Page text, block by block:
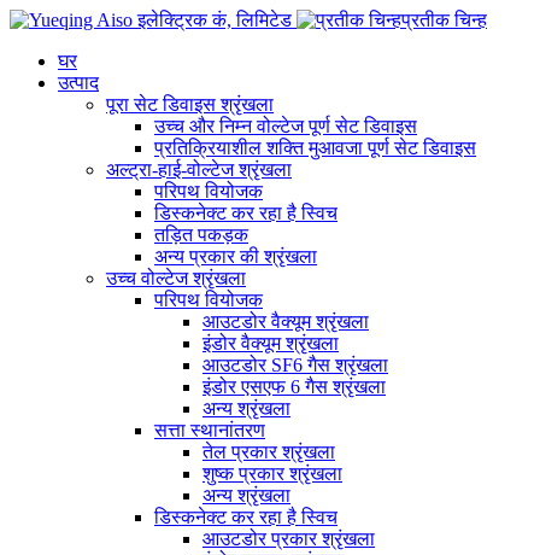
प्रतीक चिन्ह
घर
उत्पाद
पूरा सेट डिवाइस श्रृंखला
उच्च और निम्न वोल्टेज पूर्ण सेट डिवाइस
प्रतिक्रियाशील शक्ति मुआवजा पूर्ण सेट डिवाइस
अल्ट्रा-हाई-वोल्टेज श्रृंखला
परिपथ वियोजक
डिस्कनेक्ट कर रहा है स्विच
तड़ित पकड़क
अन्य प्रकार की श्रृंखला
उच्च वोल्टेज श्रृंखला
परिपथ वियोजक
आउटडोर वैक्यूम श्रृंखला
इंडोर वैक्यूम श्रृंखला
आउटडोर SF6 गैस श्रृंखला
इंडोर एसएफ 6 गैस श्रृंखला
अन्य श्रृंखला
सत्ता स्थानांतरण
तेल प्रकार श्रृंखला
शुष्क प्रकार श्रृंखला
अन्य श्रृंखला
डिस्कनेक्ट कर रहा है स्विच
आउटडोर प्रकार श्रृंखला